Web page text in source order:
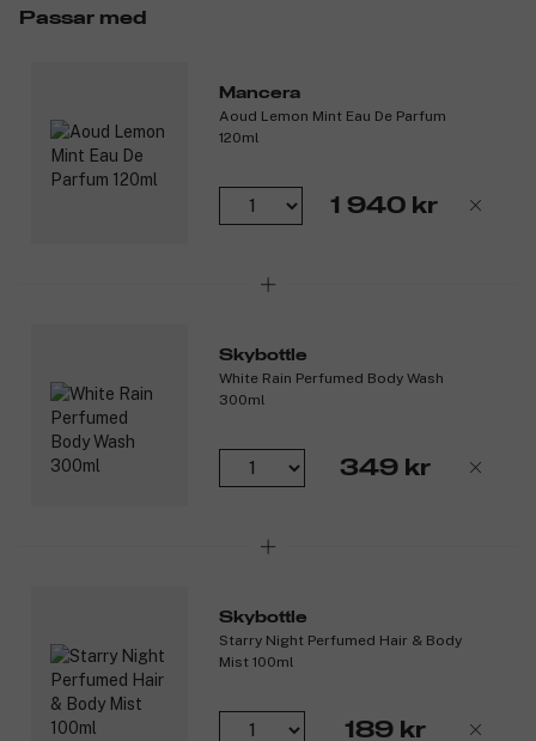
Produktnummer:
Passar med
Mancera
Aoud Lemon Mint Eau De Parfum
120ml
1 940 kr
Skybottle
White Rain Perfumed Body Wash
300ml
349 kr
Skybottle
Starry Night Perfumed Hair & Body
Mist 100ml
189 kr